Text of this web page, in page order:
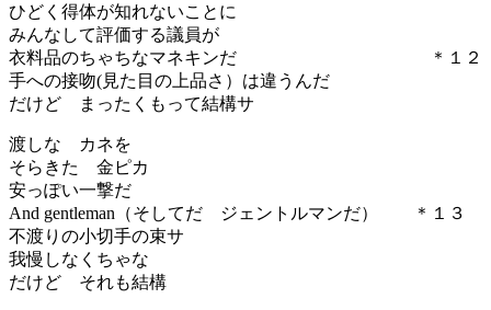
ひどく得体が知れないことに
みんなして評価する議員が
衣料品のちゃちなマネキンだ ＊１２
手への接吻(見た目の上品さ）は違うんだ
だけど まったくもって結構サ
渡しな カネを
そらきた 金ピカ
安っぽい一撃だ
And gentleman（そしてだ ジェントルマンだ） ＊１３
不渡りの小切手の束サ
我慢しなくちゃな
だけど それも結構